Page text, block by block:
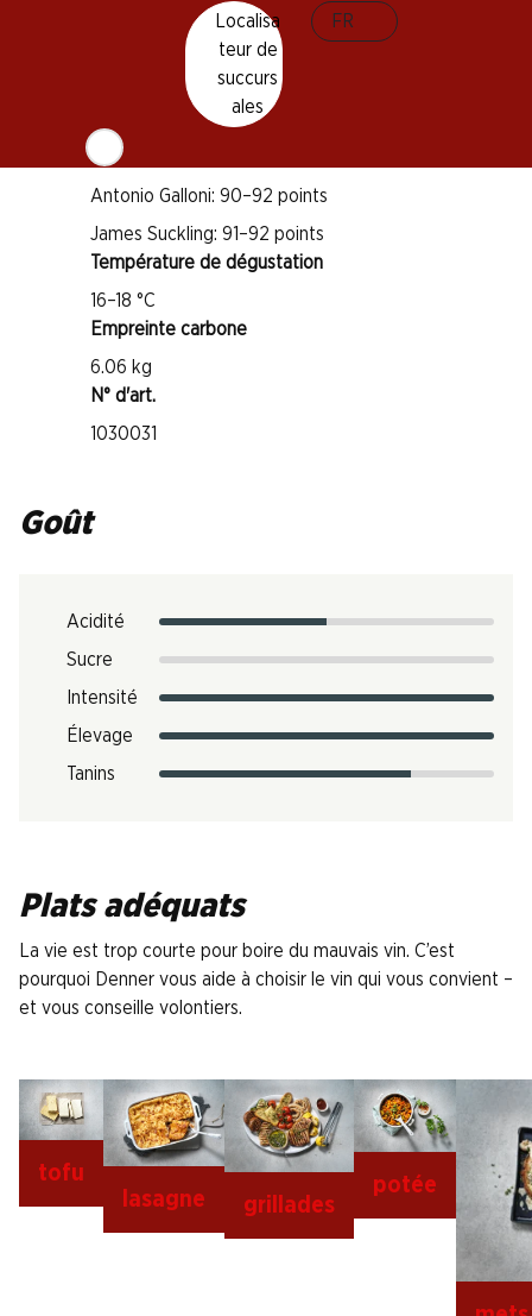
Localisa
teur de
succurs
ales
FR
Robert Parker: 91–93 points
Antonio Galloni: 90–92 points
James Suckling: 91–92 points
Température de dégustation
16–18 °C
Empreinte carbone
6.06 kg
N° d'art.
1030031
Goût
Acidité
Sucre
Intensité
Élevage
Tanins
Plats adéquats
La vie est trop courte pour boire du mauvais vin. C’est
pourquoi Denner vous aide à choisir le vin qui vous convient –
et vous conseille volontiers.
tofu
lasagne
grillades
potée